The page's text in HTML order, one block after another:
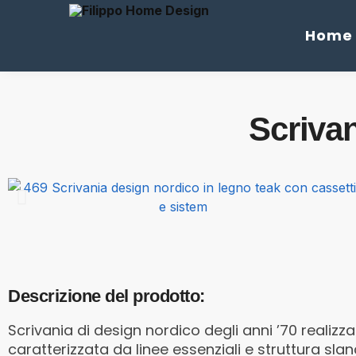
Home
Descrizione del prodotto:
Scrivania di design nordico degli anni ’70
caratterizzata da linee essenziali e struttura